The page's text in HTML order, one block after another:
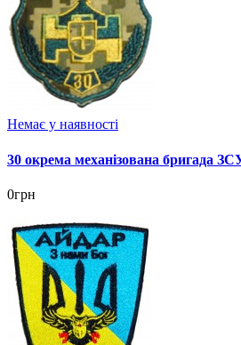
Немає у наявності
30 окрема механізована бригада
0грн